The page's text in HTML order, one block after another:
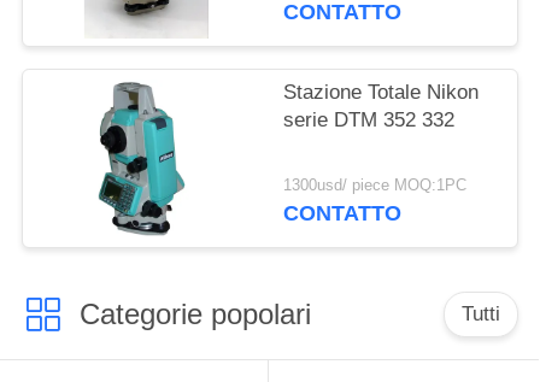
CONTATTO
Stazione Totale Nikon
serie DTM 352 332
1300usd/ piece MOQ:1PC
CONTATTO
Categorie popolari Tutti